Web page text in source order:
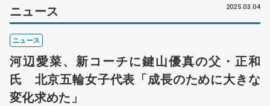
ニュース 2025.03.04
ニュース
河辺愛菜、新コーチに鍵山優真の父・正和
氏 北京五輪女子代表「成長のために大きな
変化求めた」